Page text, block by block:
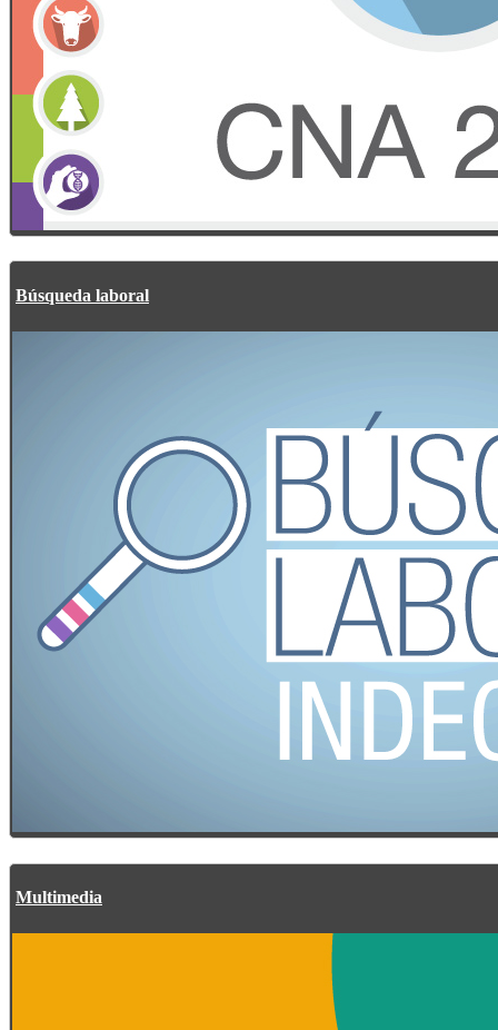
Búsqueda laboral
Multimedia